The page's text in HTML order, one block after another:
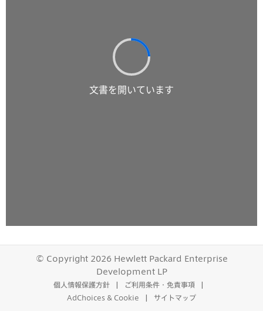
© Copyright 2026 Hewlett Packard Enterprise
Development LP
個人情報保護方針
ご利用条件・免責事項
AdChoices & Cookie
サイトマップ